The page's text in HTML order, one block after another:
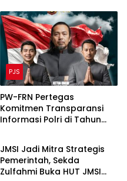
PJS
PW-FRN Pertegas
Komitmen Transparansi
Informasi Polri di Tahun
PJS
JMSI Jadi Mitra Strategis
Pemerintah, Sekda
Zulfahmi Buka HUT JMSI